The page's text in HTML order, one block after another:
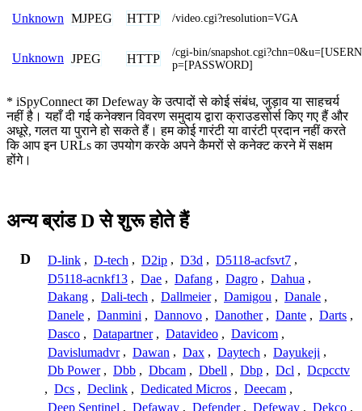
Unknown MJPEG HTTP /video.cgi?resolution=VGA
Unknown JPEG HTTP
/cgi-bin/
p=[PASSWORD]
* iSpyConnect का Defeway के उत्पादों से कोई संबंध, जुड़ाव या साहचर्य
नहीं है। यहाँ दी गई कनेक्शन विवरण समुदाय द्वारा क्राउडसोर्स किए गए हैं और
अधूरे, गलत या पुराने हो सकते हैं। हम कोई गारंटी या वारंटी प्रदान नहीं करते
कि आप इन URLs का उपयोग करके अपने कैमरों से कनेक्ट करने में सक्षम
होंगे।
अन्य ब्रांड D से शुरू होते हैं
D D-link , D-tech , D2ip , D3d , D5118-acfsvt7 ,
D5118-acnkf13 , Dae , Dafang , Dagro , Dahua ,
Dakang , Dali-tech , Dallmeier , Damigou , Danale ,
Danele , Danmini , Dannovo , Danother , Dante , Darts ,
Dasco , Datapartner , Datavideo , Davicom ,
Davislumadvr , Dawan , Dax , Daytech , Dayukeji ,
Db Power , Dbb , Dbcam , Dbell , Dbp , Dcl , Dcpcctv
, Dcs , Declink , Dedicated Micros , Deecam ,
Deep Sentinel , Defaway , Defender , Defeway , Dekco ,